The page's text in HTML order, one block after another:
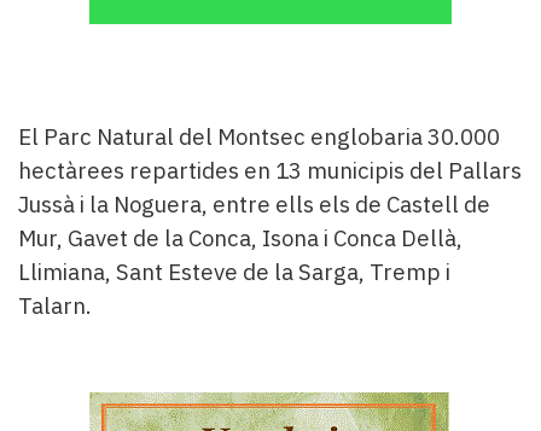
El Parc Natural del Montsec englobaria 30.000
hectàrees repartides en 13 municipis del Pallars
Jussà i la Noguera, entre ells els de Castell de
Mur, Gavet de la Conca, Isona i Conca Dellà,
Llimiana, Sant Esteve de la Sarga, Tremp i
Talarn.